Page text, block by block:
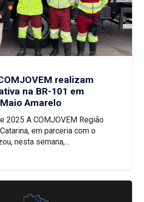
realizam
na BR-101 em
Amarelo
2025 A COMJOVEM Região
em parceria com o
nesta semana,…